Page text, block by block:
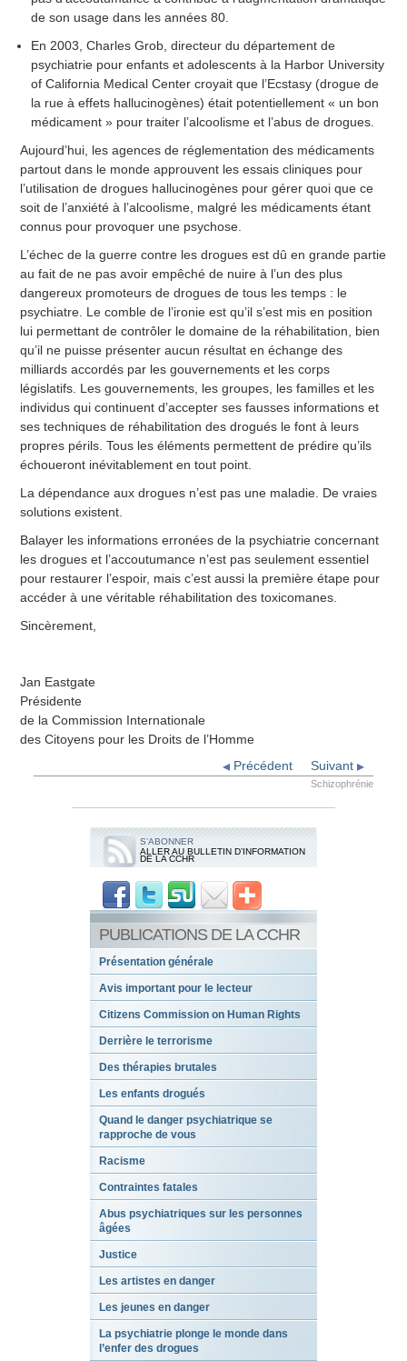
de son usage dans les années 80.
En 2003, Charles Grob, directeur du département de
psychiatrie pour enfants et adolescents à la Harbor University
of California Medical Center croyait que l’Ecstasy (drogue de
la rue à effets hallucinogènes) était potentiellement « un bon
médicament » pour traiter l’alcoolisme et l’abus de drogues.
Aujourd’hui, les agences de réglementation des médicaments
partout dans le monde approuvent les essais cliniques pour
l’utilisation de drogues hallucinogènes pour gérer quoi que ce
soit de l’anxiété à l’alcoolisme, malgré les médicaments étant
connus pour provoquer une psychose.
L’échec de la guerre contre les drogues est dû en grande partie
au fait de ne pas avoir empêché de nuire à l’un des plus
dangereux promoteurs de drogues de tous les temps : le
psychiatre. Le comble de l’ironie est qu’il s’est mis en position
lui permettant de contrôler le domaine de la réhabilitation, bien
qu’il ne puisse présenter aucun résultat en échange des
milliards accordés par les gouvernements et les corps
législatifs. Les gouvernements, les groupes, les familles et les
individus qui continuent d’accepter ses fausses informations et
ses techniques de réhabilitation des drogués le font à leurs
propres périls. Tous les éléments permettent de prédire qu’ils
échoueront inévitablement en tout point.
La dépendance aux drogues n’est pas une maladie. De vraies
solutions existent.
Balayer les informations erronées de la psychiatrie concernant
les drogues et l’accoutumance n’est pas seulement essentiel
pour restaurer l’espoir, mais c’est aussi la première étape pour
accéder à une véritable réhabilitation des toxicomanes.
Sincèrement,
Jan Eastgate
Présidente
de la Commission Internationale
des Citoyens pour les Droits de l’Homme
Suivant
Précédent
Schizophrénie
S’ABONNER
ALLER AU BULLETIN D’INFORMATION
DE LA CCHR
PUBLICATIONS DE LA CCHR
Présentation générale
Avis important pour le lecteur
Citizens Commission on Human Rights
Derrière le terrorisme
Des thérapies brutales
Les enfants drogués
Quand le danger psychiatrique se
rapproche de vous
Racisme
Contraintes fatales
Abus psychiatriques sur les personnes
âgées
Justice
Les artistes en danger
Les jeunes en danger
La psychiatrie plonge le monde dans
l’enfer des drogues